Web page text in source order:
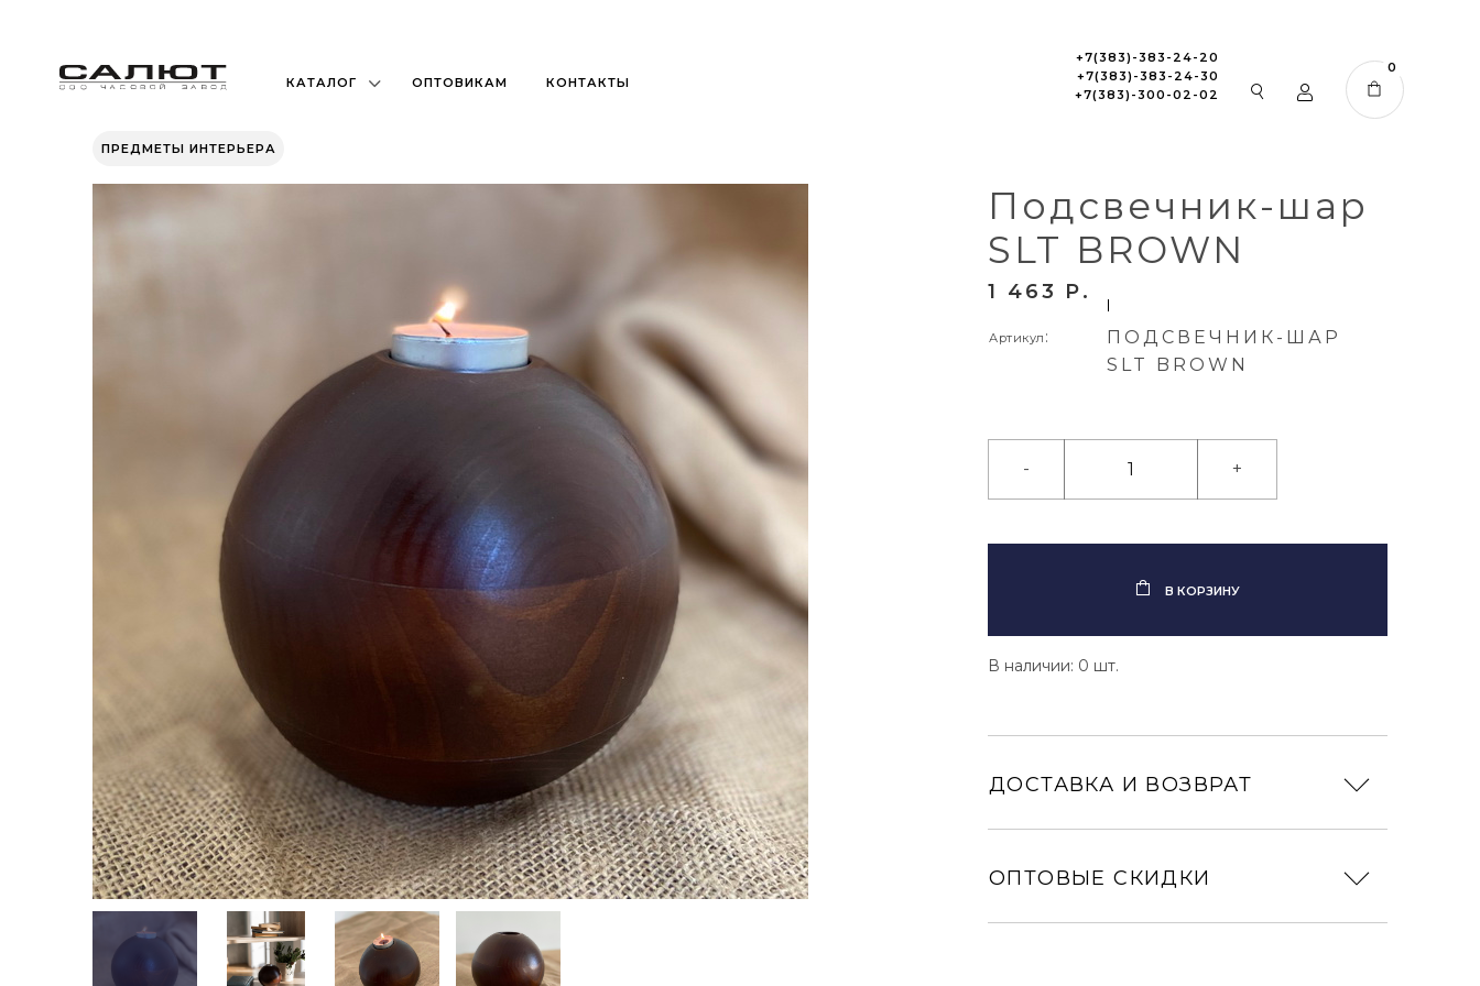
КАТАЛОГ ОПТОВИКАМ КОНТАКТЫ
+7(383)-383-24-20
+7(383)-383-24-30
+7(383)-300-02-02
0
ПРЕДМЕТЫ ИНТЕРЬЕРА
Подсвечник-шар
SLT BROWN
1 463 P
Артикул :
ПОДСВЕЧНИК-ШАР
SLT BROWN
- +
В КОРЗИНУ
В наличии: 0 шт.
ДОСТАВКА И ВОЗВРАТ
ОПТОВЫЕ СКИДКИ